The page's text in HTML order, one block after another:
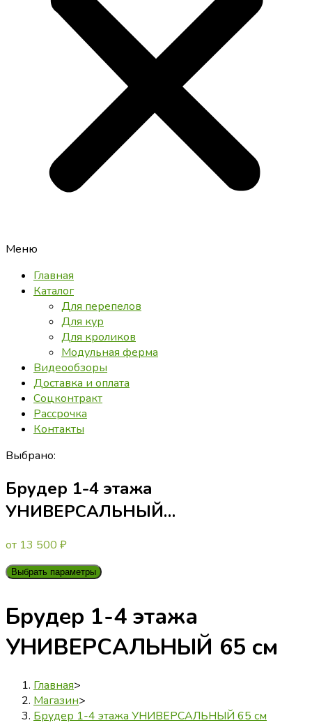
Меню
Главная
Каталог
Для перепелов
Для кур
Для кроликов
Модульная ферма
Видеообзоры
Доставка и оплата
Соцконтракт
Рассрочка
Контакты
Выбрано:
Брудер 1-4 этажа
УНИВЕРСАЛЬНЫЙ…
от 13 500 ₽
Выбрать параметры
Брудер 1-4 этажа
УНИВЕРСАЛЬНЫЙ 65 см
Главная>
Магазин>
Брудер 1-4 этажа УНИВЕРСАЛЬНЫЙ 65 см